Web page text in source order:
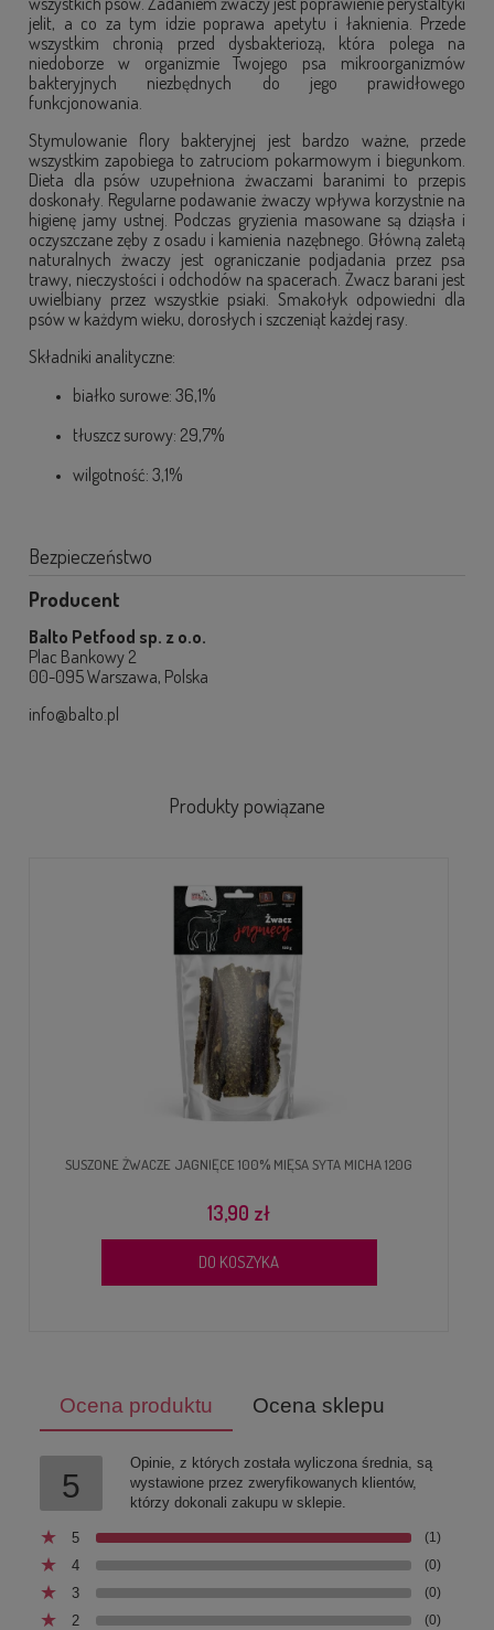
jelit, a co za tym idzie poprawa apetytu i łaknienia. Przede
wszystkim chronią przed dysbakteriozą, która polega na
niedoborze w organizmie Twojego psa mikroorganizmów
bakteryjnych niezbędnych do jego prawidłowego
funkcjonowania.
Stymulowanie flory bakteryjnej jest bardzo ważne, przede
wszystkim zapobiega to zatruciom pokarmowym i biegunkom.
Dieta dla psów uzupełniona żwaczami baranimi to przepis
doskonały. Regularne podawanie żwaczy wpływa korzystnie na
higienę jamy ustnej. Podczas gryzienia masowane są dziąsła i
oczyszczane zęby z osadu i kamienia nazębnego. Główną zaletą
naturalnych żwaczy jest ograniczanie podjadania przez psa
trawy, nieczystości i odchodów na spacerach. Żwacz barani jest
uwielbiany przez wszystkie psiaki. Smakołyk odpowiedni dla
psów w każdym wieku, dorosłych i szczeniąt każdej rasy.
Składniki analityczne:
białko surowe: 36,1%
tłuszcz surowy: 29,7%
wilgotność: 3,1%
Bezpieczeństwo
Producent
Balto Petfood sp. z o.o.
Plac Bankowy 2
00-095 Warszawa, Polska
info@balto.pl
Produkty powiązane
SUSZONE ŻWACZE JAGNIĘCE 100% MIĘSA SYTA MICHA 120G
13,90 zł
DO KOSZYKA
Ocena produktu Ocena sklepu
5
Opinie, z których została wyliczona średnia, są
wystawione przez zweryfikowanych klientów,
którzy dokonali zakupu w sklepie.
5 (1)
4 (0)
3 (0)
2 (0)